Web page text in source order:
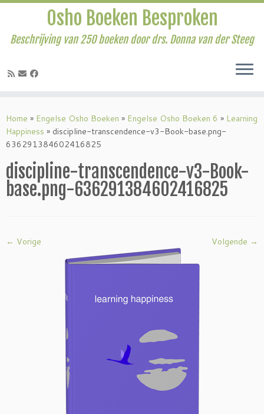
naar
inhoud
Osho Boeken Besproken
Beschrijving van 250 boeken door drs. Donna van der Steeg
Home » Engelse Osho Boeken » Engelse Osho Boeken 6 » Learning
Happiness » discipline-transcendence-v3-Book-base.png-
636291384602416825
discipline-transcendence-v3-Book-
base.png-636291384602416825
← Vorige Volgende →